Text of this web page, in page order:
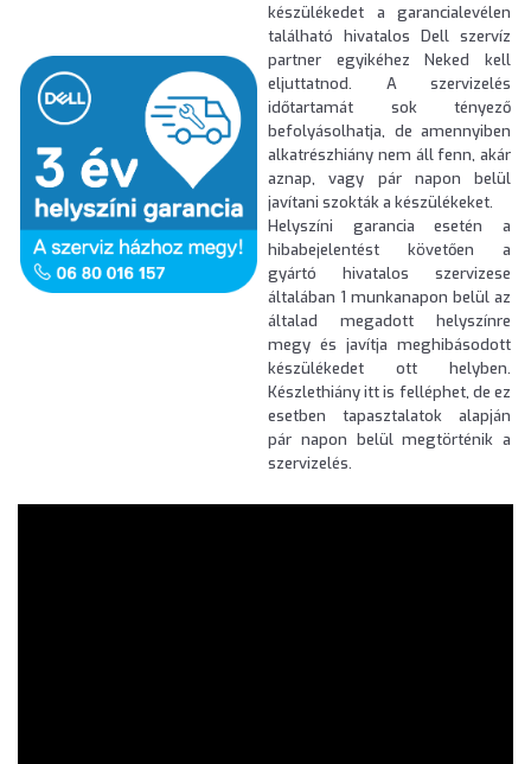
készülékedet a garancialevélen
található hivatalos Dell szervíz
partner egyikéhez Neked kell
eljuttatnod. A szervizelés
időtartamát sok tényező
befolyásolhatja, de amennyiben
alkatrészhiány nem áll fenn, akár
aznap, vagy pár napon belül
javítani szokták a készülékeket.
Helyszíni garancia esetén a
hibabejelentést követően a
gyártó hivatalos szervizese
általában 1 munkanapon belül az
általad megadott helyszínre
megy és javítja meghibásodott
készülékedet ott helyben.
Készlethiány itt is felléphet, de ez
esetben tapasztalatok alapján
pár napon belül megtörténik a
szervizelés.